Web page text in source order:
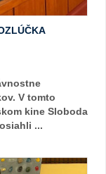
V tomto
kine Sloboda
...